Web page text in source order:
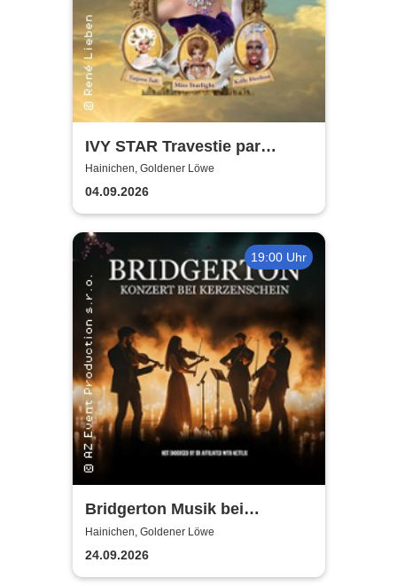
IVY STAR Travestie par
Excellence
Hainichen, Goldener Löwe
04.09.2026
19:00 Uhr
Bridgerton Musik bei
Kerzenschein
Hainichen, Goldener Löwe
24.09.2026